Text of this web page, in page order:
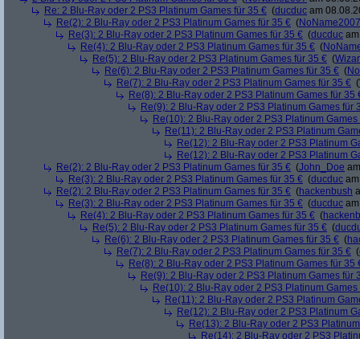
Re: 2 Blu-Ray oder 2 PS3 Platinum Games für 35 € (ducduc am
Re(2): 2 Blu-Ray oder 2 PS3 Platinum Games für 35 € (NoName2007
Re(3): 2 Blu-Ray oder 2 PS3 Platinum Games für 35 € (ducduc
Re(4): 2 Blu-Ray oder 2 PS3 Platinum Games für 35 € (
Re(5): 2 Blu-Ray oder 2 PS3 Platinum Games für 35 € (
Re(6): 2 Blu-Ray oder 2 PS3 Platinum Games für 35 € (
Re(7): 2 Blu-Ray oder 2 PS3 Platinum Games für 35 € (
Re(8): 2 Blu-Ray oder 2 PS3 Platinum Games für 35
Re(9): 2 Blu-Ray oder 2 PS3 Platinum Games für
Re(10): 2 Blu-Ray oder 2 PS3 Platinum Games
Re(11): 2 Blu-Ray oder 2 PS3 Platinum
Re(12): 2 Blu-Ray oder 2 PS3 Platinum
Re(12): 2 Blu-Ray oder 2 PS3 Platinum
Re(2): 2 Blu-Ray oder 2 PS3 Platinum Games für 35 € (John_Doe
Re(3): 2 Blu-Ray oder 2 PS3 Platinum Games für 35 € (ducduc
Re(2): 2 Blu-Ray oder 2 PS3 Platinum Games für 35 € (hackenbush
Re(3): 2 Blu-Ray oder 2 PS3 Platinum Games für 35 € (ducduc
Re(4): 2 Blu-Ray oder 2 PS3 Platinum Games für 35 € (
Re(5): 2 Blu-Ray oder 2 PS3 Platinum Games für 35 € (
Re(6): 2 Blu-Ray oder 2 PS3 Platinum Games für 35 € (
Re(7): 2 Blu-Ray oder 2 PS3 Platinum Games für 35 € (
Re(8): 2 Blu-Ray oder 2 PS3 Platinum Games für 35
Re(9): 2 Blu-Ray oder 2 PS3 Platinum Games für
Re(10): 2 Blu-Ray oder 2 PS3 Platinum Games
Re(11): 2 Blu-Ray oder 2 PS3 Platinum
Re(12): 2 Blu-Ray oder 2 PS3 Platinum
Re(13): 2 Blu-Ray oder 2 PS3
Re(14): 2 Blu-Ray oder 2 PS3